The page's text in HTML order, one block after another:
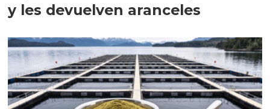
y les devuelven aranceles